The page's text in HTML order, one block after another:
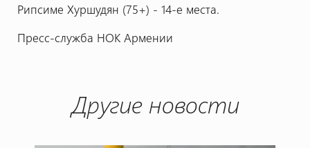
Рипсиме Хуршудян (75+) - 14-е места.
Пресс-служба НОК Армении
Другие новости